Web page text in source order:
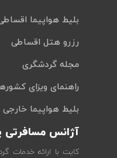
بلیط هواپیما
رزرو هتل اقساطی
مجله گردشگری
راهنمای ویزای
بلیط هواپیما
آژانس مسافرتی
کایت با ارائه خدمات